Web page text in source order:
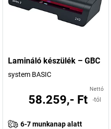
Lamináló készülék – GBC
system BASIC
Nettó
58.259,- Ft -tól
6-7 munkanap alatt